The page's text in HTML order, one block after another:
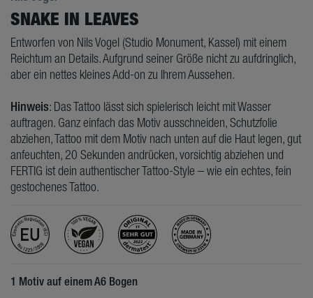
SNAKE IN LEAVES
Entworfen von Nils Vogel (Studio Monument, Kassel) mit einem
Reichtum an Details. Aufgrund seiner Größe nicht zu aufdringlich,
aber ein nettes kleines Add-on zu Ihrem Aussehen.
Hinweis: Das Tattoo lässt sich spielerisch leicht mit Wasser
auftragen. Ganz einfach das Motiv ausschneiden, Schutzfolie
abziehen, Tattoo mit dem Motiv nach unten auf die Haut legen, gut
anfeuchten, 20 Sekunden andrücken, vorsichtig abziehen und
FERTIG ist dein authentischer Tattoo-Style – wie ein echtes, fein
gestochenes Tattoo.
1 Motiv auf einem A6 Bogen